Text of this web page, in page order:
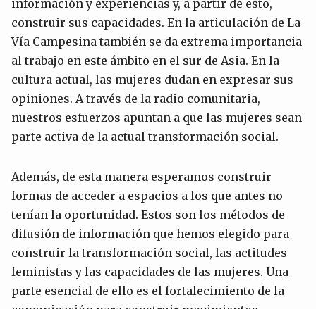
información y experiencias y, a partir de esto,
construir sus capacidades. En la articulación de La
Vía Campesina también se da extrema importancia
al trabajo en este ámbito en el sur de Asia. En la
cultura actual, las mujeres dudan en expresar sus
opiniones. A través de la radio comunitaria,
nuestros esfuerzos apuntan a que las mujeres sean
parte activa de la actual transformación social.
Además, de esta manera esperamos construir
formas de acceder a espacios a los que antes no
tenían la oportunidad. Estos son los métodos de
difusión de información que hemos elegido para
construir la transformación social, las actitudes
feministas y las capacidades de las mujeres. Una
parte esencial de ello es el fortalecimiento de la